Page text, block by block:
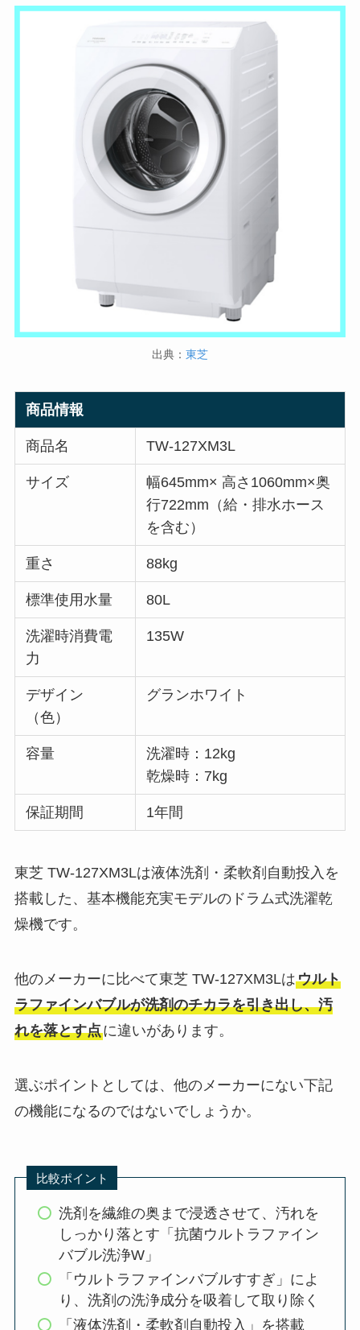
出典： 東芝
商品情報
商品名 TW-127XM3L
サイズ
幅645mm× 高さ1060mm×奥
行722mm（給・排水ホース
を含む）
重さ 88kg
標準使用水量 80L
洗濯時消費電
力
135W
デザイン
（色）
グランホワイト
容量
洗濯時：12kg
乾燥時：7kg
保証期間 1年間
東芝 TW-127XM3Lは液体洗剤・柔軟剤自動投入を
搭載した、基本機能充実モデルのドラム式洗濯乾
燥機です。
他のメーカーに比べて東芝 TW-127XM3Lはウルト
ラファインバブルが洗剤のチカラを引き出し、汚
れを落とす点に違いがあります。
選ぶポイントとしては、他のメーカーにない下記
の機能になるのではないでしょうか。
比較ポイント
洗剤を繊維の奥まで浸透させて、汚れを
しっかり落とす「抗菌ウルトラファイン
バブル洗浄W」
「ウルトラファインバブルすすぎ」によ
り、洗剤の洗浄成分を吸着して取り除く
「液体洗剤・柔軟剤自動投入」を搭載